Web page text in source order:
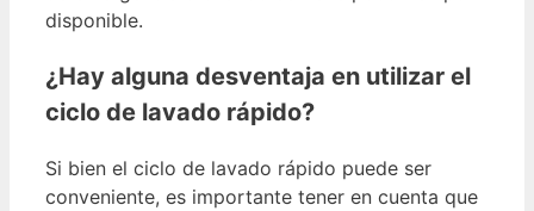
disponible.
¿Hay alguna desventaja en utilizar el
ciclo de lavado rápido?
Si bien el ciclo de lavado rápido puede ser
conveniente, es importante tener en cuenta que